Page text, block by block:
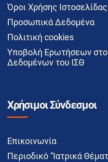
Όροι Χρήσης Ιστοσελίδας
Προσωπικά Δεδομένα
Πολιτική cookies
Υποβολή Ερωτήσεων
Δεδομένων του ΙΣΘ
Χρήσιμοι Σύνδεσμοι
Επικοινωνία
Περιοδικό “Ιατρικά